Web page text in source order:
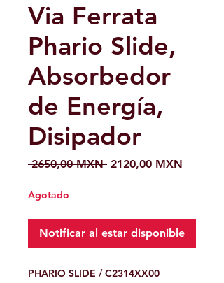
Via Ferrata
Phario Slide,
Absorbedor
de Energía,
Disipador
2650,00 MXN Precio
2120,00 MXN
Agotado
Notificar al estar disponible
PHARIO SLIDE / C2314XX00